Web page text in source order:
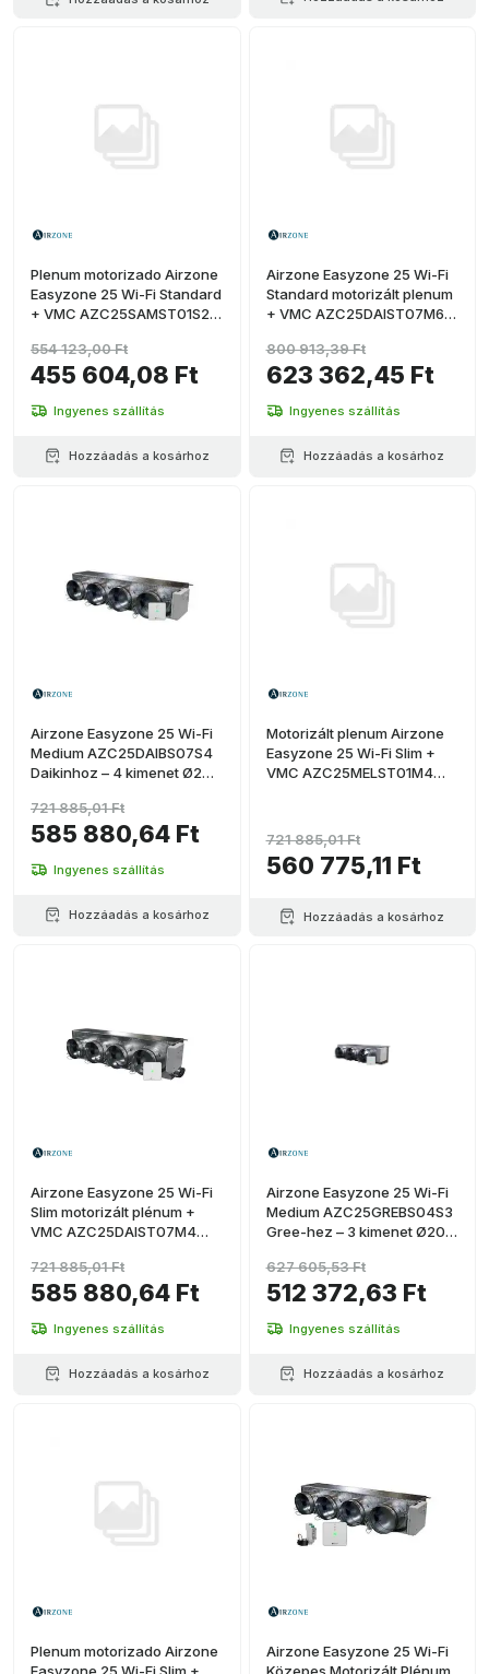
Plenum motorizado Airzone
Easyzone 25 Wi-Fi Standard
+ VMC AZC25SAMST01S2
Ø200 mm (alacsony
kapacitás)
455 604,08 Ft
554 123,00 Ft
Ingyenes szállítás
Hozzáadás a kosárhoz
Airzone Easyzone 25 Wi-Fi
Standard motorizált plenum
+ VMC AZC25DAIST07M6
es kimenet (közepes
kapacitás)
623 362,45 Ft
800 913,39 Ft
Ingyenes szállítás
Hozzáadás a kosárhoz
Airzone Easyzone 25 Wi-Fi
Medium AZC25DAIBS07S4
Daikinhoz – 4 kimenet Ø200
585 880,64 Ft
721 885,01 Ft
Ingyenes szállítás
Hozzáadás a kosárhoz
Motorizált plenum Airzone
Easyzone 25 Wi-Fi Slim +
VMC AZC25MELST01M4
kapacitás)
560 775,11 Ft
721 885,01 Ft
Hozzáadás a kosárhoz
Airzone Easyzone 25 Wi-Fi
Slim motorizált plénum +
VMC AZC25DAIST07M4
mm (közepes kapacitás)
585 880,64 Ft
721 885,01 Ft
Ingyenes szállítás
Hozzáadás a kosárhoz
Airzone Easyzone 25 Wi-Fi
Medium AZC25GREBS04S3
Gree-hez – 3 kimenet Ø200
512 372,63 Ft
627 605,53 Ft
Ingyenes szállítás
Hozzáadás a kosárhoz
Plenum motorizado Airzone
Airzone Easyzone 25 Wi-Fi